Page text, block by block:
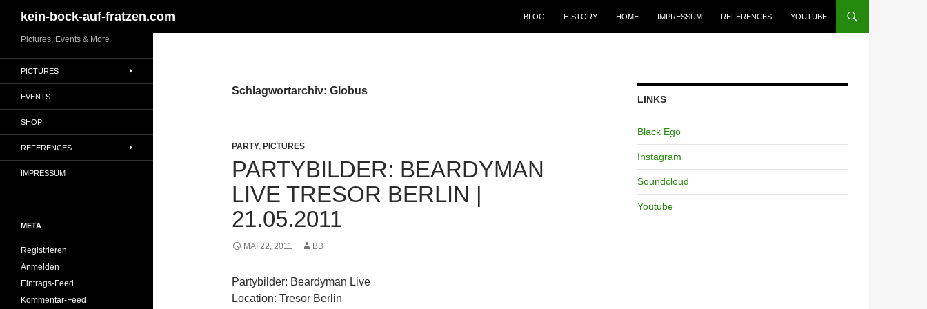
Inhalt
springen
kein-bock-auf-fratzen.com BLOG HISTORY HOME IMPRESSUM REFERENCES YOUTUBE
Schlagwortarchiv: Globus
PARTY, PICTURES
PARTYBILDER: BEARDYMAN
LIVE TRESOR BERLIN |
21.05.2011
MAI 22, 2011 BB
Partybilder: Beardyman Live
Location: Tresor Berlin
LINKS
Black Ego
Instagram
Soundcloud
Youtube
Pictures, Events & More
PICTURES
EVENTS
SHOP
REFERENCES
IMPRESSUM
META
Registrieren
Anmelden
Eintrags-Feed
Kommentar-Feed